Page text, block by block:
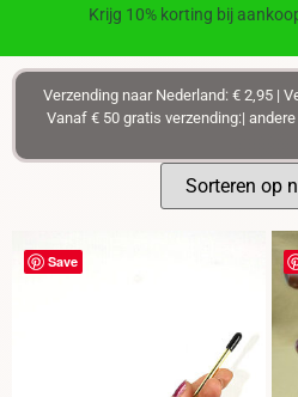
Krijg 10% korting bij
Verzending naar Nederland: € 2,95 |
Vanaf € 50 gratis verzending:|
Save